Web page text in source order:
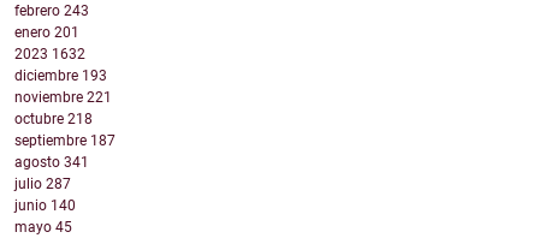
febrero 243
enero 201
2023 1632
diciembre 193
noviembre 221
octubre 218
septiembre 187
agosto 341
julio 287
junio 140
mayo 45